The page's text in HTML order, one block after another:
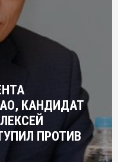
КАНДИДАТ
ПРОТИВ